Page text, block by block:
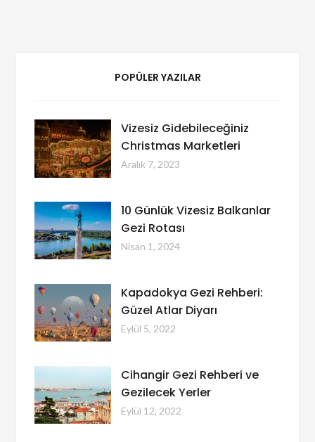
POPÜLER YAZILAR
Vizesiz Gidebileceğiniz
Christmas Marketleri
Aralık 7, 2023
10 Günlük Vizesiz Balkanlar
Gezi Rotası
Nisan 1, 2024
Kapadokya Gezi Rehberi:
Güzel Atlar Diyarı
Eylül 5, 2022
Cihangir Gezi Rehberi ve
Gezilecek Yerler
Eylül 12, 2022